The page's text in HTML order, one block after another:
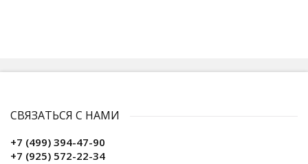
СВЯЗАТЬСЯ С НАМИ
+7 (499) 394-47-90
+7 (925) 572-22-34